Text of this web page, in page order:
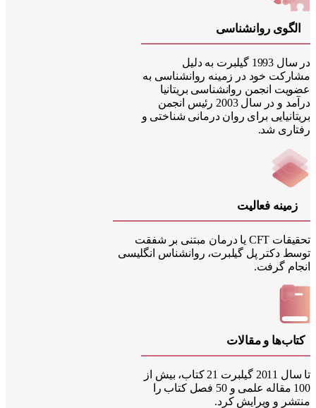
روانشناسی
در سال 1993 گیلبرت به دلیل
خود در زمینه روانشناسی به
انجمن روانشناسی بریتانیا
درآمد و در سال 2003 رئیس انجمن
برای روان درمانی شناختی و
شد.
فعالیت
تحقیقات CFT یا درمان مبتنی بر شفقت
دکتر پل گیلبرت، روانشناس انگلیسی
گرفت.
و مقالات
تا سال 2011 گیلبرت 21 کتاب، بیش از
100 مقاله علمی و 50 فصل کتاب را
و ویرایش کرد.